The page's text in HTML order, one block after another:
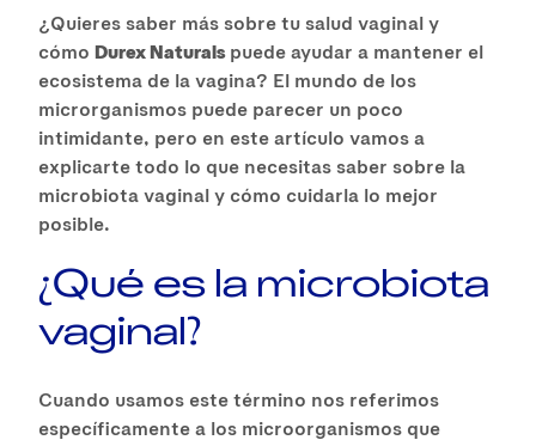
¿Quieres saber más sobre tu salud vaginal y
cómo Durex Naturalspuede ayudar a mantener el
ecosistema de la vagina? El mundo de los
microrganismos puede parecer un poco
intimidante, pero en este artículo vamos a
explicarte todo lo que necesitas saber sobre la
microbiota vaginal y cómo cuidarla lo mejor
posible.
¿Qué es la microbiota
vaginal?
Cuando usamos este término nos referimos
específicamente a los microorganismos que